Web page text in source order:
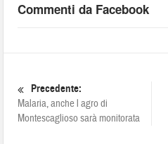
Commenti da Facebook
Precedente:
Malaria, anche l agro di
Montescaglioso sarà monitorata